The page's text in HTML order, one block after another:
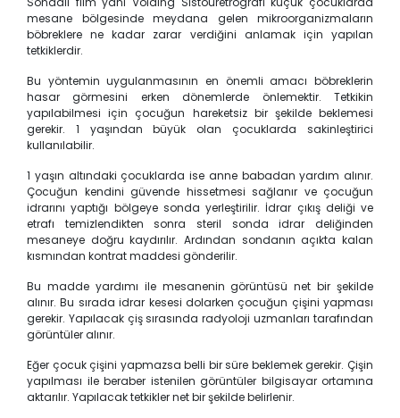
mesane bölgesinde meydana gelen mikroorganizmaların
böbreklere ne kadar zarar verdiğini anlamak için yapılan
tetkiklerdir.
Bu yöntemin uygulanmasının en önemli amacı böbreklerin
hasar görmesini erken dönemlerde önlemektir. Tetkikin
yapılabilmesi için çocuğun hareketsiz bir şekilde beklemesi
gerekir. 1 yaşından büyük olan çocuklarda sakinleştirici
kullanılabilir.
1 yaşın altındaki çocuklarda ise anne babadan yardım alınır.
Çocuğun kendini güvende hissetmesi sağlanır ve çocuğun
idrarını yaptığı bölgeye sonda yerleştirilir. İdrar çıkış deliği ve
etrafı temizlendikten sonra steril sonda idrar deliğinden
mesaneye doğru kaydırılır. Ardından sondanın açıkta kalan
kısmından kontrat maddesi gönderilir.
Bu madde yardımı ile mesanenin görüntüsü net bir şekilde
alınır. Bu sırada idrar kesesi dolarken çocuğun çişini yapması
gerekir. Yapılacak çiş sırasında radyoloji uzmanları tarafından
görüntüler alınır.
Eğer çocuk çişini yapmazsa belli bir süre beklemek gerekir. Çişin
yapılması ile beraber istenilen görüntüler bilgisayar ortamına
aktarılır. Yapılacak tetkikler net bir şekilde belirlenir.